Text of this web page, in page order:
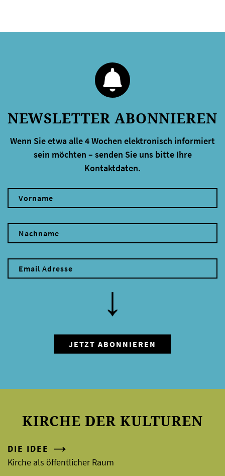
NEWSLETTER ABONNIEREN
Wenn Sie etwa alle 4 Wochen elektronisch informiert
sein möchten – senden Sie uns bitte Ihre
Kontaktdaten.
KIRCHE DER KULTUREN
DIE IDEE
Kirche als öffentlicher Raum